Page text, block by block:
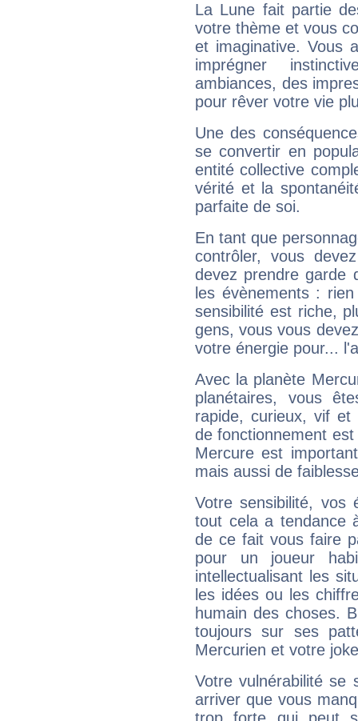
La Lune fait partie
votre thème et vous
et imaginative. Vous
imprégner
ambiances, des
pour rêver votre vie
Une des
se convertir en
entité collective
vérité et la
parfaite de soi.
En tant que
contrôler, vous
devez prendre garde
les évènements :
sensibilité est riche,
gens, vous vous
votre énergie pour...
Avec la planète
planétaires, vous
rapide, curieux, vif et
de fonctionnement
Mercure est
mais aussi de
Votre sensibilité,
tout cela a tendance
de ce fait vous faire
pour un joueur
intellectualisant les
les idées ou les
humain des choses.
toujours sur ses
Mercurien et votre
Votre vulnérabilité se
arriver que vous